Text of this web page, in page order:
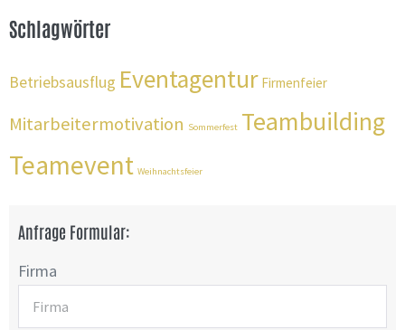
Schlagwörter
Betriebsausflug Eventagentur Firmenfeier
Mitarbeitermotivation Sommerfest Teambuilding
Teamevent Weihnachtsfeier
Anfrage Formular:
Firma